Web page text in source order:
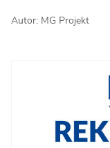
Autor: MG Projekt